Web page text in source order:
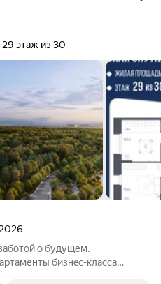
29 этаж из 30
о будущем.
бизнec-клaccа